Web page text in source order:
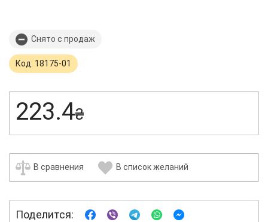
Снято с продаж
Код: 18175-01
223.4₴
В сравнения В список желаний
Поделится: